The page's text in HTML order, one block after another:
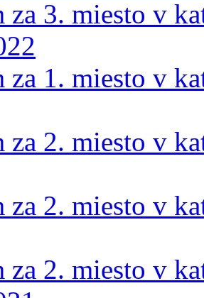
za 3. miesto v
za 1. miesto v
za 2. miesto v
za 2. miesto v
za 2. miesto v